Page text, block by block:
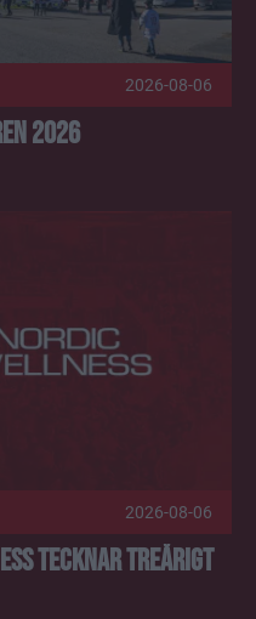
2026-08-06
2026
2026-08-06
tecknar treårigt